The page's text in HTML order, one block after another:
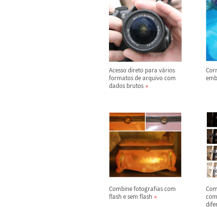
Acesso direto para vários
formatos de arquivo com
dados brutos
Combine fotografias com
flash e sem flash